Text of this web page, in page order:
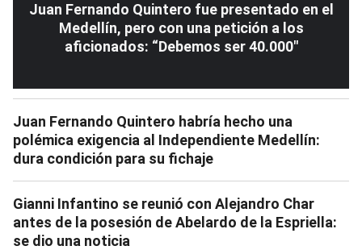
Juan Fernando Quintero fue presentado en el
Medellín, pero con una petición a los
aficionados: “Debemos ser 40.000″
Juan Fernando Quintero habría hecho una
polémica exigencia al Independiente Medellín:
dura condición para su fichaje
Gianni Infantino se reunió con Alejandro Char
antes de la posesión de Abelardo de la Espriella:
se dio una noticia